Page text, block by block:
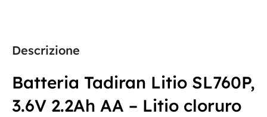
Descrizione
Batteria Tadiran Litio SL760P,
3.6V 2.2Ah AA – Litio cloruro